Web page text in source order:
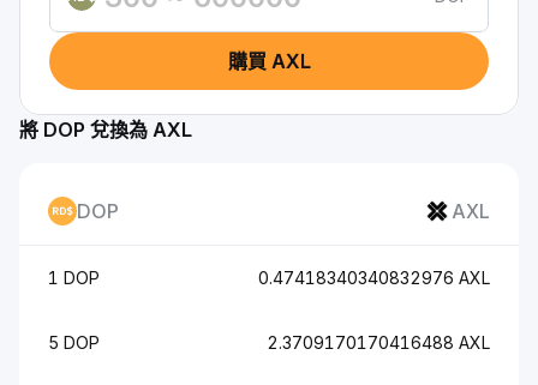
購買 AXL
將 DOP 兌換為 AXL
DOP AXL
1 DOP 0.47418340340832976 AXL
5 DOP 2.3709170170416488 AXL